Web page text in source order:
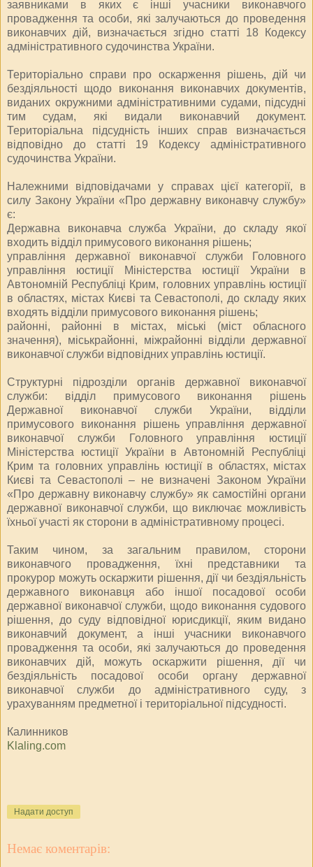
заявниками в яких є інші учасники виконавчого
провадження та особи, які залучаються до проведення
виконавчих дій, визначається згідно статті 18 Кодексу
адміністративного судочинства України.
Територіально справи про оскарження рішень, дій чи
бездіяльності щодо виконання виконавчих документів,
виданих окружними адміністративними судами, підсудні
тим судам, які видали виконавчий документ.
Територіальна підсудність інших справ визначається
відповідно до статті 19 Кодексу адміністративного
судочинства України.
Належними відповідачами у справах цієї категорії, в
силу Закону України «Про державну виконавчу службу»
є:
Державна виконавча служба України, до складу якої
входить відділ примусового виконання рішень;
управління державної виконавчої служби Головного
управління юстиції Міністерства юстиції України в
Автономній Республіці Крим, головних управлінь юстиції
в областях, містах Києві та Севастополі, до складу яких
входять відділи примусового виконання рішень;
районні, районні в містах, міські (міст обласного
значення), міськрайонні, міжрайонні відділи державної
виконавчої служби відповідних управлінь юстиції.
Структурні підрозділи органів державної виконавчої
служби: відділ примусового виконання рішень
Державної виконавчої служби України, відділи
примусового виконання рішень управління державної
виконавчої служби Головного управління юстиції
Міністерства юстиції України в Автономній Республіці
Крим та головних управлінь юстиції в областях, містах
Києві та Севастополі – не визначені Законом України
«Про державну виконавчу службу» як самостійні органи
державної виконавчої служби, що виключає можливість
їхньої участі як сторони в адміністративному процесі.
Таким чином, за загальним правилом, сторони
виконавчого провадження, їхні представники та
прокурор можуть оскаржити рішення, дії чи бездіяльність
державного виконавця або іншої посадової особи
державної виконавчої служби, щодо виконання судового
рішення, до суду відповідної юрисдикції, яким видано
виконавчий документ, а інші учасники виконавчого
провадження та особи, які залучаються до проведення
виконавчих дій, можуть оскаржити рішення, дії чи
бездіяльність посадової особи органу державної
виконавчої служби до адміністративного суду, з
урахуванням предметної і територіальної підсудності.
Калинников
Klaling.com
Надати доступ
Немає коментарів: